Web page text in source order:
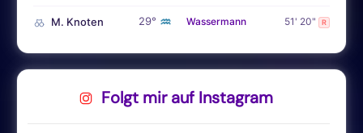
M. Knoten 29° ♒ Wassermann 51' 20" R
Folgt mir auf Instagram